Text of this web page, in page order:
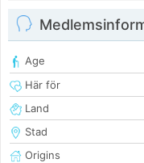
Age
Här för
Land
Stad
Origins